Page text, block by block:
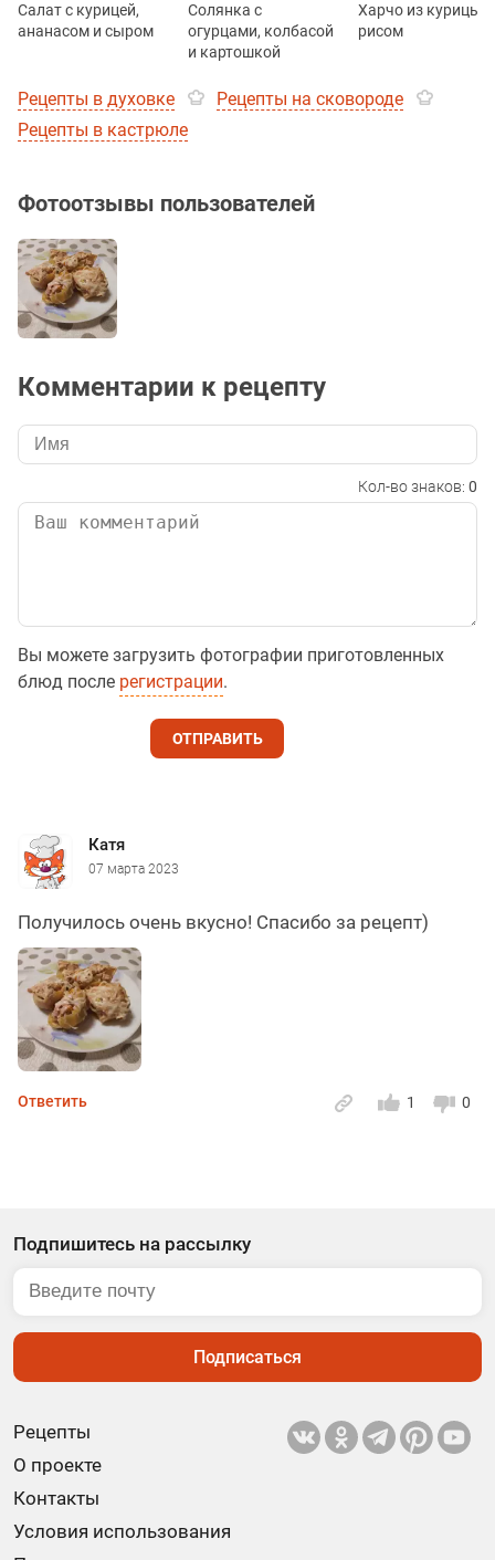
Салат с курицей,
ананасом и сыром
Солянка с
огурцами, колбасой
и картошкой
Харчо из курицы с
рисом
Рецепты в духовке
Рецепты на сковороде
Рецепты в кастрюле
Фотоотзывы пользователей
Комментарии к рецепту
Кол-во знаков: 0
Вы можете загрузить фотографии приготовленных
блюд после регистрации.
ОТПРАВИТЬ
Катя
07 марта 2023
Получилось очень вкусно! Спасибо за рецепт)
0
1
Ответить
Рецепты
О проекте
Контакты
Условия использования
Подпишитесь на рассылку
Подписаться